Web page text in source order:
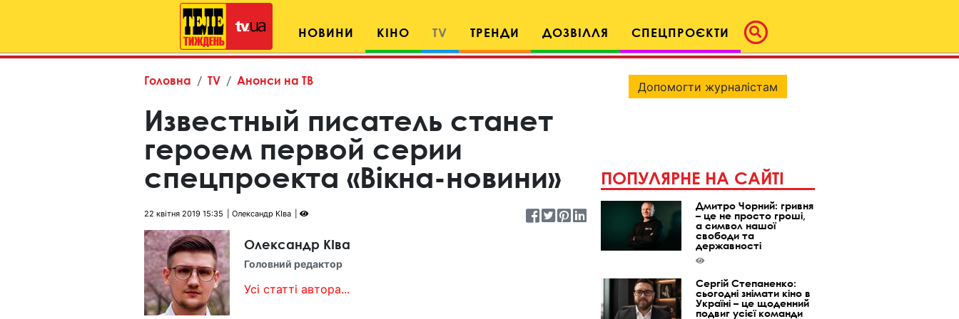
НОВИНИ КІНО TV ТРЕНДИ ДОЗВІЛЛЯ СПЕЦПРОЄКТИ
Головна TV Анонси на ТВ
Известный писатель станет
героем первой серии
спецпроекта «Вікна-новини»
22 квітня 2019 15:35 Олександр КІва
Олександр КІва
Головний редактор
Усі статті автора...
Допомогти журналістам
ПОПУЛЯРНЕ НА САЙТІ
Дмитро Чорний: гривня
– це не просто гроші,
а символ нашої
свободи та
державності
Сергій Степаненко:
сьогодні знімати кіно в
Україні – це щоденний
подвиг усієї команди